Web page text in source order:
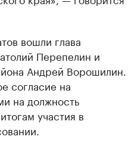
вошли глава
Перепелин и
Андрей Ворошилин.
согласие на
на должность
участия в